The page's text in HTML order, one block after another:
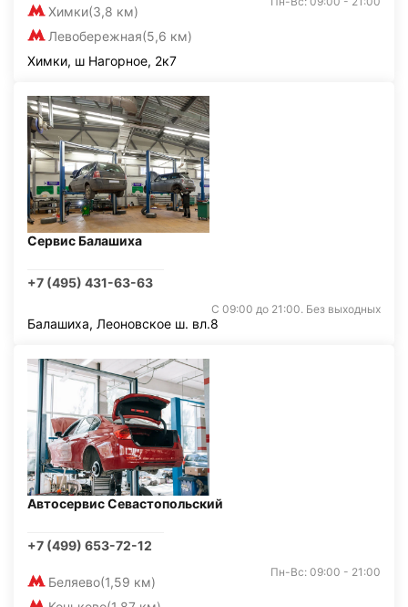
Химки(3,8 км)
Левобережная(5,6 км)
Химки, ш Нагорное, 2к7
Сервис Балашиха
+7 (495) 431-63-63
С 09:00 до 21:00. Без выходных
Балашиха, Леоновское ш. вл.8
Автосервис Севастопольский
+7 (499) 653-72-12
Беляево(1,59 км)
Пн-Вс: 09:00 - 21:00